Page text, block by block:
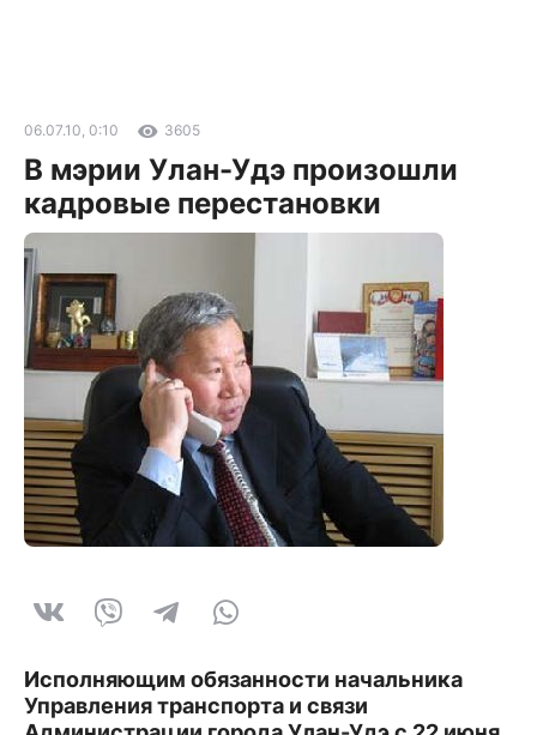
06.07.10, 0:10 3605
В мэрии Улан-Удэ произошли
кадровые перестановки
Исполняющим обязанности начальника
Управления транспорта и связи